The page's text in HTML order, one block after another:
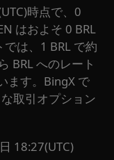
時点で、0
はおよそ 0 BRL
は、1 BRL で約
BRL へのレート
ます。BingX で
取引オプション
18:27(UTC)